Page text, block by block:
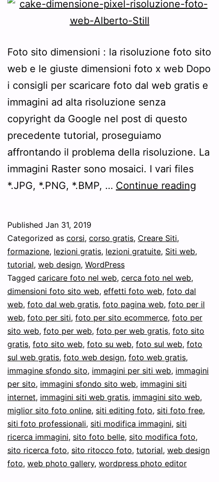
Foto sito dimensioni : la risoluzione foto sito
web e le giuste dimensioni foto x web Dopo
i consigli per scaricare foto dal web gratis e
immagini ad alta risoluzione senza
copyright da Google nel post di questo
precedente tutorial, proseguiamo
affrontando il problema della risoluzione. La
immagini Raster sono mosaici. I vari files
*.JPG, *.PNG, *.BMP, … Continue reading
web
foto
web
Published Jan 31, 2019
Categorized as corsi, corso gratis, Creare Siti,
formazione, lezioni gratis, lezioni gratuite, Siti web,
tutorial, web design, WordPress
Tagged caricare foto nel web, cerca foto nel web,
dimensioni foto sito web, effetti foto web, foto dal
web, foto dal web gratis, foto pagina web, foto per il
web, foto per siti, foto per sito ecommerce, foto per
sito web, foto per web, foto per web gratis, foto sito
gratis, foto sito web, foto su web, foto sul web, foto
sul web gratis, foto web design, foto web gratis,
immagine sfondo sito, immagini per siti web, immagini
per sito, immagini sfondo sito web, immagini siti
internet, immagini siti web gratis, immagini sito web,
miglior sito foto online, siti editing foto, siti foto free,
siti foto professionali, siti modifica immagini, siti
ricerca immagini, sito foto belle, sito modifica foto,
sito ricerca foto, sito ritocco foto, tutorial, web design
foto, web photo gallery, wordpress photo editor